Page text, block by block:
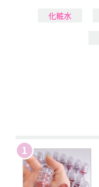
化粧水
1